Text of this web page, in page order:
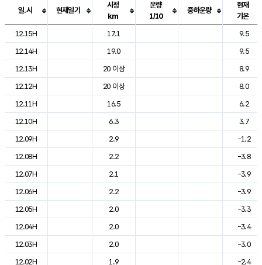
도시별 기상실황표로 지점, 날씨, 기온, 강수, 바람, 기압등을 안내한 표입
일.시 현재일기
시정
km
운량
1/10
중하운량
현재
기온
12.15H
17.1
9.5
12.14H
19.0
9.5
12.13H
20 이상
8.9
12.12H
20 이상
8.0
12.11H
16.5
6.2
12.10H
6.3
3.7
12.09H
2.9
-1.2
12.08H
2.2
-3.8
12.07H
2.1
-3.9
12.06H
2.2
-3.9
12.05H
2.0
-3.3
12.04H
2.0
-3.4
12.03H
2.0
-3.0
12.02H
1.9
-2.4